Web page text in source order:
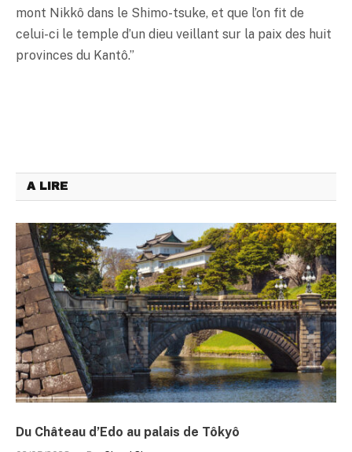
mont Nikkô dans le Shimo-tsuke, et que l’on fit de
celui-ci le temple d’un dieu veillant sur la paix des huit
provinces du Kantô.”
A LIRE
Du Château d’Edo au palais de Tôkyô